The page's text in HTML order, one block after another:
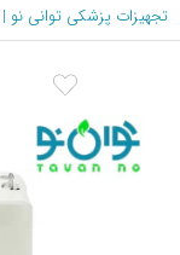
تجهیزات پزشکی توانی نو |